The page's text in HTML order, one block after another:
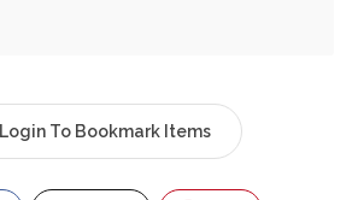
Login To Bookmark Items